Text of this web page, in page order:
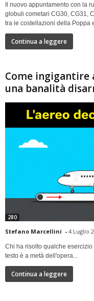
Il nuovo appuntamento con la
globuli cometari CG30, CG31,
tra le costellazioni della Poppa
Continua a leggere
Come ingigantire
una banalità
280
Stefano Marcellini - 4 Luglio
Chi ha risolto qualche
testo è a metà dell'opera...
Continua a leggere